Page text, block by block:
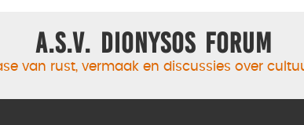
A.S.V. Dionysos Forum
van rust, vermaak en discussies over